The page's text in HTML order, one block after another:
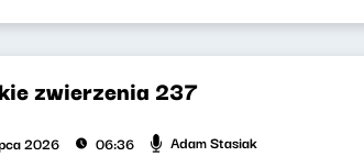
zwierzenia 237
2026 06:36 Adam Stasiak